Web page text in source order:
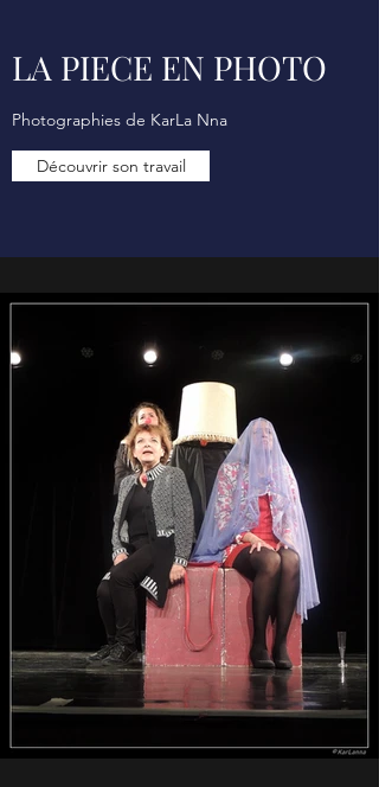
LA PIECE EN PHOTO
Photographies de KarLa Nna
Découvrir son travail